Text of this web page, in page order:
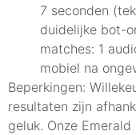
7 seconden
duidelijke bot-
matches: 1
mobiel na
Beperkingen:
resultaten zijn
geluk. Onze